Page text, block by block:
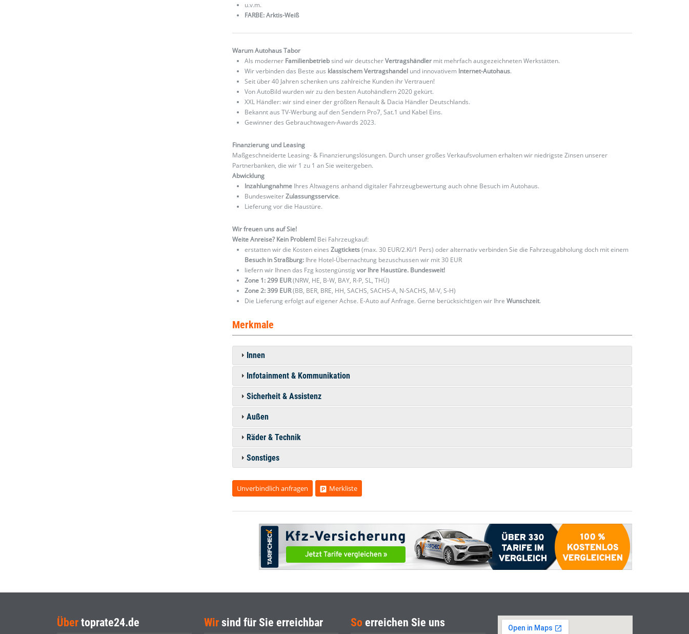
u.v.m.
FARBE: Arktis-Weiß
Warum Autohaus Tabor
Als moderner Familienbetriebsind wir deutscherVertragshändler mit mehrfach ausgezeichneten Werkstätten.
Wir verbinden das Beste aus klassischem Vertragshandel und innovativem Internet-Autohaus.
Seit über 40 Jahren schenken uns zahlreiche Kunden ihr Vertrauen!
Von AutoBild wurden wir zu den besten Autohändlern 2020 gekürt.
XXL Händler: wir sind einer der größten Renault & Dacia Händler Deutschlands.
Bekannt aus TV-Werbung auf den Sendern Pro7, Sat.1 und Kabel Eins.
Gewinner des Gebrauchtwagen-Awards 2023.
Finanzierung und Leasing
Maßgeschneiderte Leasing- & Finanzierungslösungen. Durch unser großes Verkaufsvolumen erhalten wir niedrigste Zinsen unserer
Partnerbanken, die wir 1 zu 1 an Sie weitergeben.
Abwicklung
Inzahlungnahme Ihres Altwagens anhand digitaler Fahrzeugbewertung auch ohne Besuch im Autohaus.
BundesweiterZulassungsservice.
Lieferung vor die Haustüre.
Wir freuen uns auf Sie!
Weite Anreise? Kein Problem! Bei Fahrzeugkauf:
erstatten wir die Kosten einesZugtickets(max. 30 EUR/2.Kl/1 Pers) oder alternativ verbinden Sie die Fahrzeugabholung doch mit einem
Besuch in Straßburg: Ihre Hotel-Übernachtung bezuschussen wir mit 30 EUR
liefern wir Ihnen das Fzg kostengünstigvor Ihre Haustüre. Bundesweit!
Zone 1: 299 EUR(NRW, HE, B-W, BAY, R-P, SL, THÜ)
Zone 2: 399 EUR(BB, BER, BRE, HH, SACHS, SACHS-A, N-SACHS, M-V, S-H)
Die Lieferung erfolgt auf eigener Achse. E-Auto auf Anfrage. Gerne berücksichtigen wir IhreWunschzeit.
Merkmale
Innen
Infotainment & Kommunikation
Sicherheit & Assistenz
Außen
Räder & Technik
Sonstiges
Unverbindlich anfragen Merkliste
Über toprate24.de Wirsind für Sie erreichbar So erreichen Sie uns